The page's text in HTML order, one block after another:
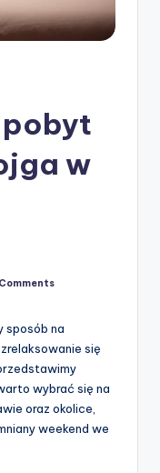
pobyt
w
sposób na
się
wybrać się na
oraz okolice,
weekend we